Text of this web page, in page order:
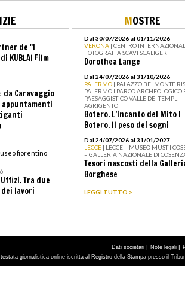
de "I
di KUBLAI Film
Caravaggio
appuntamenti
fiorentino
Tra due
lavori
MOSTRE
Dal 30/07/2026 al 01/11/2026
VERONA | CENTRO
FOTOGRAFIA SCAVI SCALIGERI
Dorothea Lange
Dal 24/07/2026 al 31/10/2026
PALERMO | PALAZZO BELMONTE
PALERMO I PARCO ARCHEOLOGICO
PAESAGGISTICO VALLE DEI TEMPLI -
AGRIGENTO
Botero. L’incanto del Mito I
Botero. Il peso dei sogni
Dal 24/07/2026 al 31/01/2027
LECCE | LECCE – MUSEO MUST I
– GALLERIA NAZIONALE DI
Tesori nascosti della
Borghese
LEGGI TUTTO >
Dati societari | Note legali |
giornalistica online iscritta al Registro della Stampa presso il